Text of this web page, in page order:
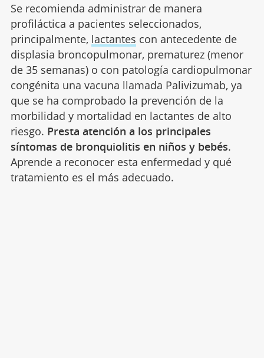
Se recomienda administrar de manera
profiláctica a pacientes seleccionados,
principalmente, lactantes con antecedente de
displasia broncopulmonar, prematurez (menor
de 35 semanas) o con patología cardiopulmonar
congénita una vacuna llamada Palivizumab, ya
que se ha comprobado la prevención de la
morbilidad y mortalidad en lactantes de alto
riesgo. Presta atención a los principales
síntomas de bronquiolitis en niños y bebés.
Aprende a reconocer esta enfermedad y qué
tratamiento es el más adecuado.